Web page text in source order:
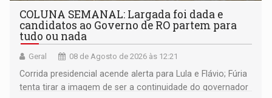
COLUNA SEMANAL: Largada foi dada e
candidatos ao Governo de RO partem para
tudo ou nada
Geral 08 de Agosto de 2026 às 12:21
Corrida presidencial acende alerta para Lula e Flávio; Fúria
tenta tirar a imagem de ser a continuidade do governador